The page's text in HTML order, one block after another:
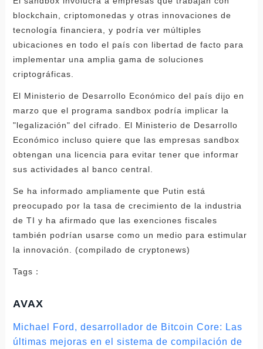
blockchain, criptomonedas y otras innovaciones de
tecnología financiera, y podría ver múltiples
ubicaciones en todo el país con libertad de facto para
implementar una amplia gama de soluciones
criptográficas.
El Ministerio de Desarrollo Económico del país dijo en
marzo que el programa sandbox podría implicar la
"legalización" del cifrado. El Ministerio de Desarrollo
Económico incluso quiere que las empresas sandbox
obtengan una licencia para evitar tener que informar
sus actividades al banco central.
Se ha informado ampliamente que Putin está
preocupado por la tasa de crecimiento de la industria
de TI y ha afirmado que las exenciones fiscales
también podrían usarse como un medio para estimular
la innovación. (compilado de cryptonews)
Tags：
AVAX
Michael Ford, desarrollador de Bitcoin Core: Las
últimas mejoras en el sistema de compilación de